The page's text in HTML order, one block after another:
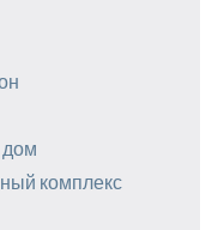
комплекс